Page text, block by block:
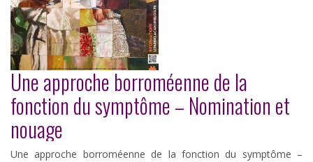
Une approche borroméenne de la
fonction du symptôme – Nomination et
nouage
Une approche borroméenne de la fonction du symptôme –